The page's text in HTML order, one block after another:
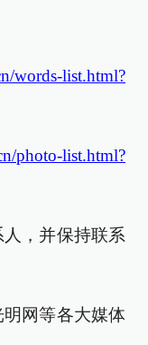
words-list.html?
photo-list.html?
，并保持联系
网等各大媒体